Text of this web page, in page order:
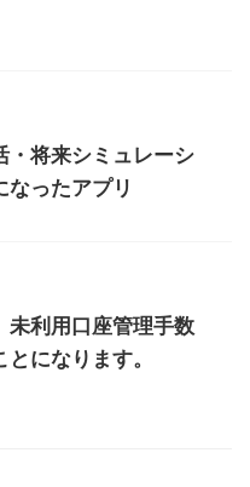
・将来シミュレーシ
なったアプリ
未利用口座管理手数
になります。